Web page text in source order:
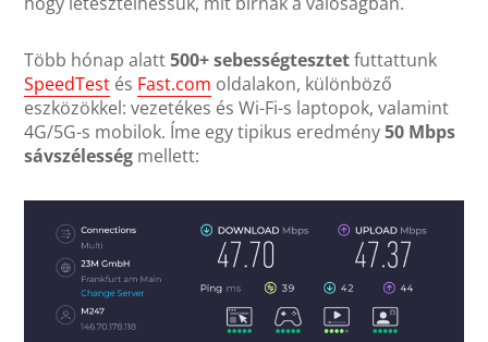
Több hónap alatt500+ sebességtesztetfuttattunk
SpeedTest és Fast.com oldalakon, különböző
eszközökkel: vezetékes és Wi-Fi-s laptopok, valamint
4G/5G-s mobilok. Íme egy tipikus eredmény50 Mbps
sávszélesség mellett: